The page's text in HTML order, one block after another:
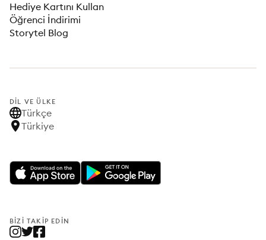
Hediye Kartını Kullan
Öğrenci İndirimi
Storytel Blog
DIL VE ÜLKE
Türkçe
Türkiye
BIZI TAKIP EDIN